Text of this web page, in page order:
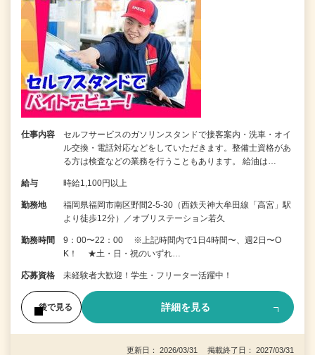
仕事内容
セルフサービスのガソリンスタンドで接客案内・洗車・オイ
ル交換・電話対応などをしていただきます。整備士資格があ
る方は検査などの業務を行うこともあります。 給油は…
給与 時給1,100円以上
勤務地
福岡県福岡市南区野間2-5-30（西鉄天神大牟田線「高宮」駅
より徒歩12分）／オブリステーション若久
勤務時間
9：00〜22：00 ※上記時間内で1日4時間〜、週2日〜O
K！ ★土・日・祝のいずれ…
応募資格 未経験者大歓迎！学生・フリーター活躍中！
後で見る 詳細を見る
更新日： 2026/03/31 掲載終了日： 2027/03/31